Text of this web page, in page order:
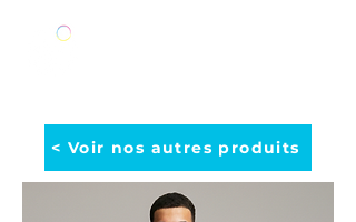
< Voir nos autres produits